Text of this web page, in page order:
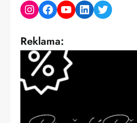
Instagram Facebook YouTube LinkedIn Twitter
Reklama: